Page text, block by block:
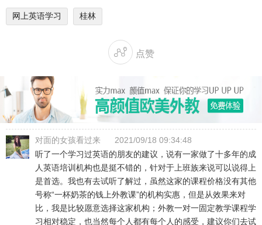
网上英语学习 桂林
 点赞
对面的女孩看过来
2021/09/18 09:34:48
听了一个学习过英语的朋友的建议，说有一家做了十多年的成
人英语培训机构也是挺不错的，针对于上班族来说可以说得上
是首选。我也有去试听了解过，虽然这家的课程价格没有其他
号称“一杯奶茶的钱上外教课”的机构实惠，但是从效果来对
比，我是比较愿意选择这家机构；外教一对一固定教学课程学
习相对稳定，也当然每个人都有每个人的感受，建议你们去试